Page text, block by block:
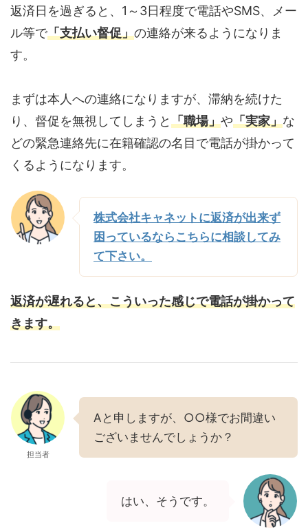
返済日を過ぎると、1～3日程度で電話やSMS、メー
ル等で「支払い督促」の連絡が来るようになりま
す。
まずは本人への連絡になりますが、滞納を続けた
り、督促を無視してしまうと「職場」や「実家」な
どの緊急連絡先に在籍確認の名目で電話が掛かって
くるようになります。
株式会社キャネットに返済が出来ず
困っているならこちらに相談してみ
て下さい。
返済が遅れると、こういった感じで電話が掛かって
きます。
担当者
Aと申しますが、○○様でお間違い
ございませんでしょうか？
はい、そうです。